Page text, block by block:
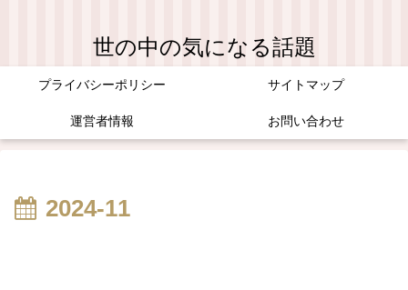
世の中の気になる話題
プライバシーポリシー サイトマップ
運営者情報 お問い合わせ
2024-11